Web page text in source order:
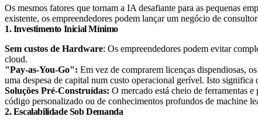
Os mesmos fatores que tornam a IA desafiante para as pequenas
existente, os empreendedores podem lançar um negócio de
1. Investimento Inicial Mínimo
Sem custos de Hardware: Os empreendedores podem evitar
cloud.
"Pay-as-You-Go": Em vez de comprarem licenças dispendiosas,
uma despesa de capital num custo operacional gerível. Isto significa
Soluções Pré-Construídas: O mercado está cheio de ferramentas
código personalizado ou de conhecimentos profundos de machine
2. Escalabilidade Sob Demanda